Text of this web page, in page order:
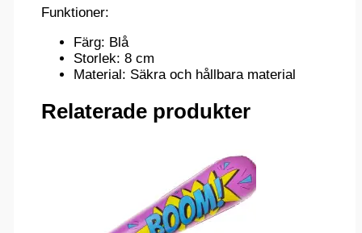
Funktioner:
Färg: Blå
Storlek: 8 cm
Material: Säkra och hållbara material
Relaterade produkter